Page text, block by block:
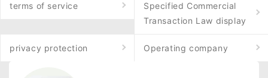
グローライト（不可視光
外線を照射して撮影する
terms of service
Specified Commercial
Transaction Law display
privacy protection Operating company